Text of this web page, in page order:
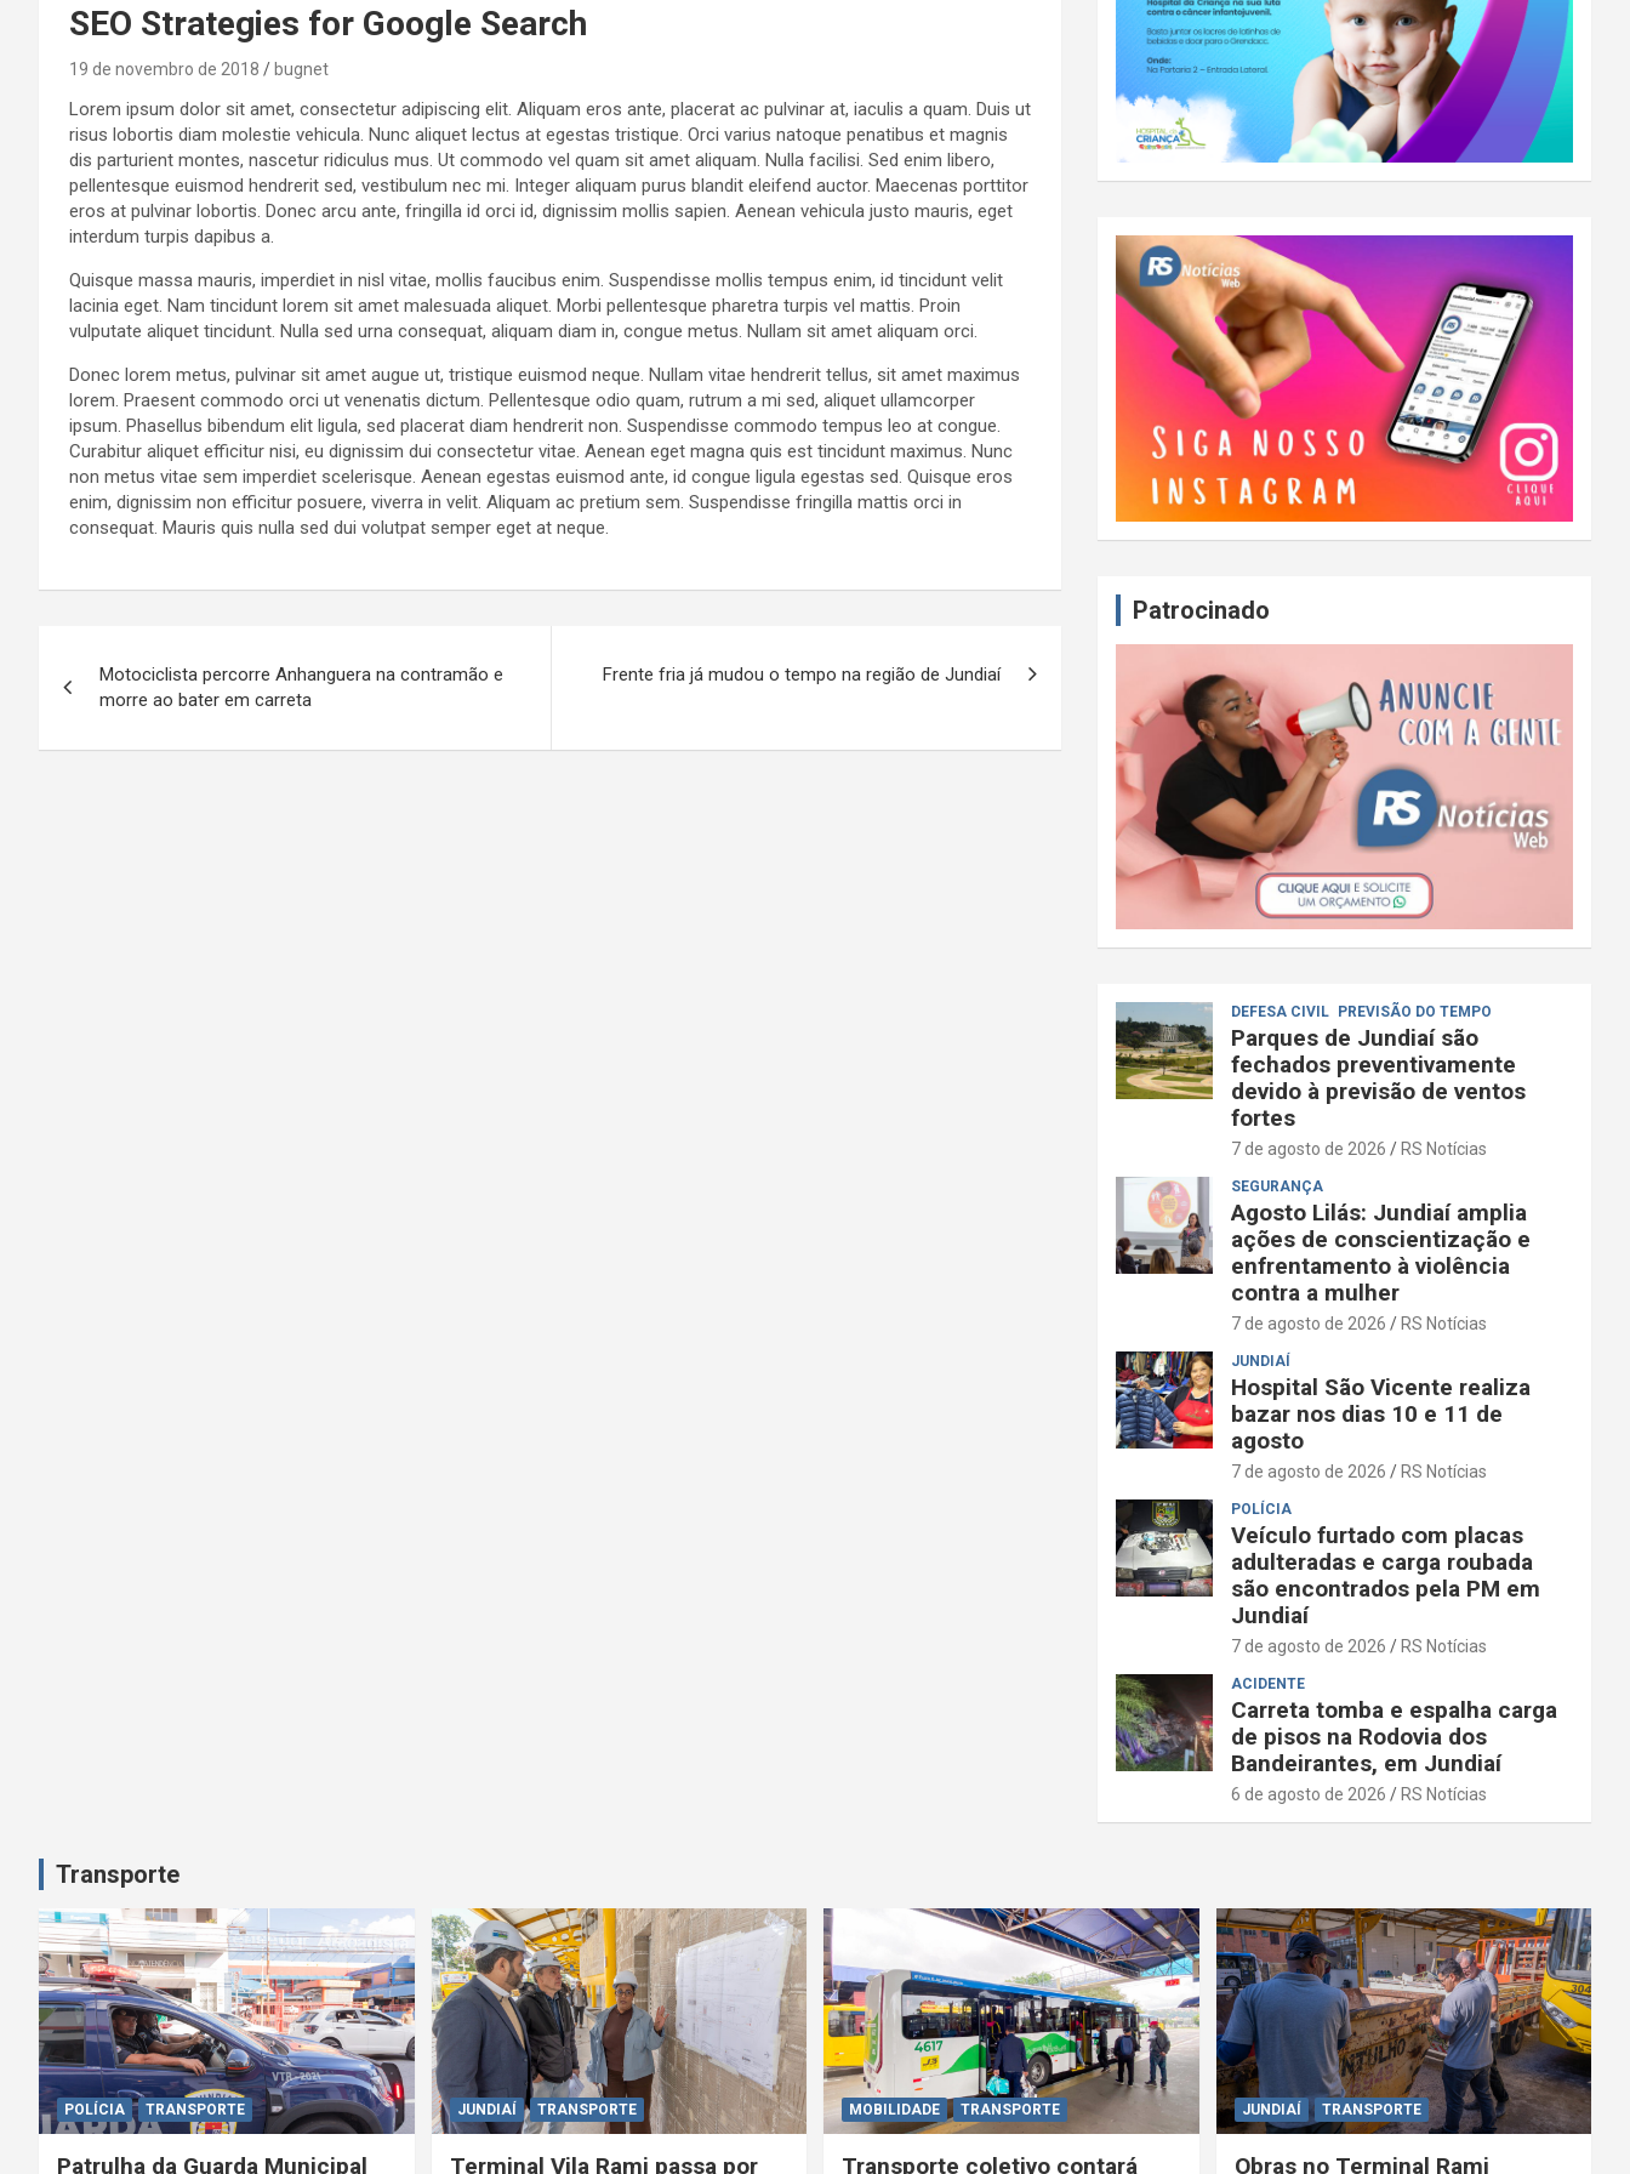
SEO Strategies for Google Search
19 de novembro de 2018 bugnet
Lorem ipsum dolor sit amet, consectetur adipiscing elit. Aliquam eros ante, placerat ac pulvinar at, iaculis a quam. Duis ut
risus lobortis diam molestie vehicula. Nunc aliquet lectus at egestas tristique. Orci varius natoque penatibus et magnis
dis parturient montes, nascetur ridiculus mus. Ut commodo vel quam sit amet aliquam. Nulla facilisi. Sed enim libero,
pellentesque euismod hendrerit sed, vestibulum nec mi. Integer aliquam purus blandit eleifend auctor. Maecenas porttitor
eros at pulvinar lobortis. Donec arcu ante, fringilla id orci id, dignissim mollis sapien. Aenean vehicula justo mauris, eget
interdum turpis dapibus a.
Quisque massa mauris, imperdiet in nisl vitae, mollis faucibus enim. Suspendisse mollis tempus enim, id tincidunt velit
lacinia eget. Nam tincidunt lorem sit amet malesuada aliquet. Morbi pellentesque pharetra turpis vel mattis. Proin
vulputate aliquet tincidunt. Nulla sed urna consequat, aliquam diam in, congue metus. Nullam sit amet aliquam orci.
Donec lorem metus, pulvinar sit amet augue ut, tristique euismod neque. Nullam vitae hendrerit tellus, sit amet maximus
lorem. Praesent commodo orci ut venenatis dictum. Pellentesque odio quam, rutrum a mi sed, aliquet ullamcorper
ipsum. Phasellus bibendum elit ligula, sed placerat diam hendrerit non. Suspendisse commodo tempus leo at congue.
Curabitur aliquet efficitur nisi, eu dignissim dui consectetur vitae. Aenean eget magna quis est tincidunt maximus. Nunc
non metus vitae sem imperdiet scelerisque. Aenean egestas euismod ante, id congue ligula egestas sed. Quisque eros
enim, dignissim non efficitur posuere, viverra in velit. Aliquam ac pretium sem. Suspendisse fringilla mattis orci in
consequat. Mauris quis nulla sed dui volutpat semper eget at neque.
v
Motociclista percorre Anhanguera na contramão e
morre ao bater em carreta
Frente fria já mudou o tempo na região de Jundiaí
Patrocinado
DEFESA CIVIL PREVISÃO DO TEMPO
Parques de Jundiaí são
fechados preventivamente
devido à previsão de ventos
fortes
7 de agosto de 2026 RS Notícias
SEGURANÇA
Agosto Lilás: Jundiaí amplia
ações de conscientização e
enfrentamento à violência
contra a mulher
7 de agosto de 2026 RS Notícias
JUNDIAÍ
Hospital São Vicente realiza
bazar nos dias 10 e 11 de
agosto
7 de agosto de 2026 RS Notícias
POLÍCIA
Veículo furtado com placas
adulteradas e carga roubada
são encontrados pela PM em
Jundiaí
7 de agosto de 2026 RS Notícias
ACIDENTE
Carreta tomba e espalha carga
de pisos na Rodovia dos
Bandeirantes, em Jundiaí
6 de agosto de 2026 RS Notícias
Transporte
POLÍCIA TRANSPORTE
Patrulha da Guarda Municipal
JUNDIAÍ TRANSPORTE
Terminal Vila Rami passa por
MOBILIDADE TRANSPORTE
Transporte coletivo contará
JUNDIAÍ TRANSPORTE
Obras no Terminal Rami